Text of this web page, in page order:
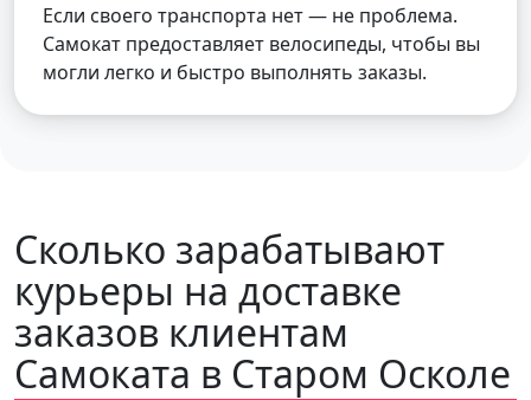
Если своего транспорта нет — не проблема.
Самокат предоставляет велосипеды, чтобы вы
могли легко и быстро выполнять заказы.
Сколько зарабатывают
курьеры на доставке
заказов клиентам
Самоката в Старом Осколе